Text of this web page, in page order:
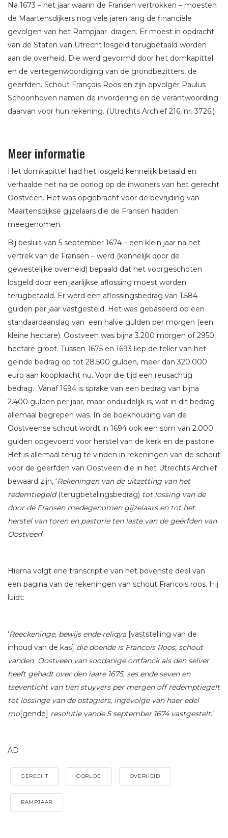
Na 1673 – het jaar waarin de Fransen vertrokken – moesten
de Maartensdijkers nog vele jaren lang de financiële
gevolgen van het Rampjaar dragen. Er moest in opdracht
van de Staten van Utrecht losgeld terugbetaald worden
aan de overheid. Die werd gevormd door het domkapittel
en de vertegenwoordiging van de grondbezitters, de
geërfden. Schout François Roos en zijn opvolger Paulus
Schoonhoven namen de invordering en de verantwoording
daarvan voor hun rekening. (Utrechts Archief 216, nr. 3726.)
Meer informatie
Het domkapittel had het losgeld kennelijk betaald en
verhaalde het na de oorlog op de inwoners van het gerecht
Oostveen. Het was opgebracht voor de bevrijding van
Maartensdijkse gijzelaars die de Fransen hadden
meegenomen.
Bij besluit van 5 september 1674 – een klein jaar na het
vertrek van de Fransen – werd (kennelijk door de
gewestelijke overheid) bepaald dat het voorgeschoten
losgeld door een jaarlijkse aflossing moest worden
terugbetaald. Er werd een aflossingsbedrag van 1.584
gulden per jaar vastgesteld. Het was gebaseerd op een
standaardaanslag van een halve gulden per morgen (een
kleine hectare). Oostveen was bijna 3.200 morgen of 2950
hectare groot. Tussen 1675 en 1693 liep de teller van het
geïnde bedrag op tot 28.500 gulden, meer dan 320.000
euro aan koopkracht nu. Voor die tijd een reusachtig
bedrag. Vanaf 1694 is sprake van een bedrag van bijna
2.400 gulden per jaar, maar onduidelijk is, wat in dit bedrag
allemaal begrepen was. In de boekhouding van de
Oostveense schout wordt in 1694 ook een som van 2.000
gulden opgevoerd voor herstel van de kerk en de pastorie.
Het is allemaal terug te vinden in rekeningen van de schout
voor de geërfden van Oostveen die in het Utrechts Archief
bewaard zijn, ‘Rekeningen van de uitzetting van het
redemtiegeld(terugbetalingsbedrag) tot lossing van de
door de Fransen medegenomen gijzelaars en tot het
herstel van toren en pastorie ten laste van de geërfden van
Oostveen’.
Hierna volgt ene transcriptie van het bovenste deel van
een pagina van de rekeningen van schout Francois roos. Hij
luidt:
‘Reeckeninge, bewijs ende reliqya [vaststelling van de
inhoud van de kas] die doende is Francois Roos, schout
vanden Oostveen van soodanige ontfanck als den selver
heeft gehadt over den iaare 1675, ses ende seven en
tseventicht van tien stuyvers per mergen off redemptiegelt
tot lossinge van de ostagiers, ingevolge van haer edel
mo[gende] resolutie vande 5 september 1674 vastgestelt.’
AD
GERECHT OORLOG OVERHEID
RAMPJAAR